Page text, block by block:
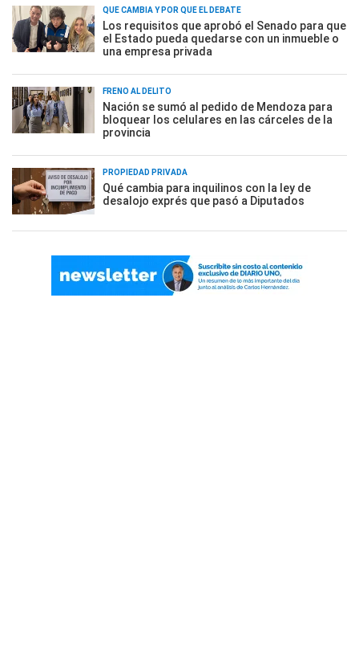
QUÉ CAMBIA Y POR QUÉ EL DEBATE
Los requisitos que aprobó el Senado para que
el Estado pueda quedarse con un inmueble o
una empresa privada
FRENO AL DELITO
Nación se sumó al pedido de Mendoza para
bloquear los celulares en las cárceles de la
provincia
PROPIEDAD PRIVADA
Qué cambia para inquilinos con la ley de
desalojo exprés que pasó a Diputados